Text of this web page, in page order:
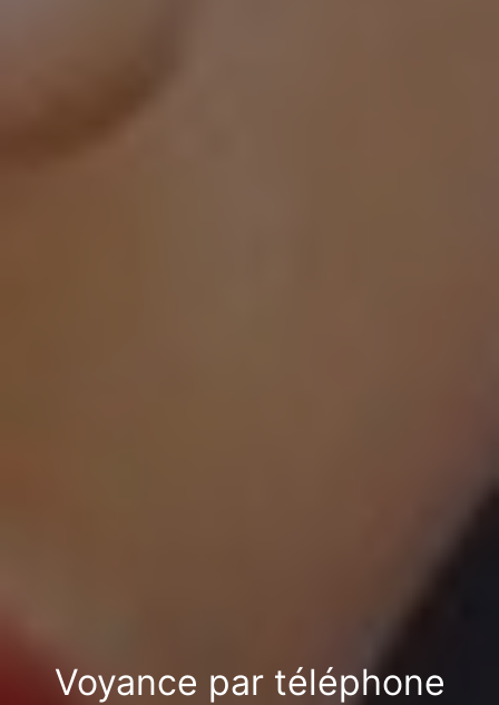
Voyance par téléphone